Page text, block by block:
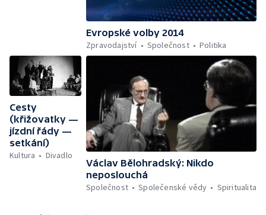
Evropské volby 2014
Zpravodajství
Společnost Politika
Cesty
(křižovatky —
jízdní řády —
setkání)
Kultura
Divadlo
Václav Bělohradský: Nikdo
neposlouchá
Společnost
Společenské vědy Spiritualita